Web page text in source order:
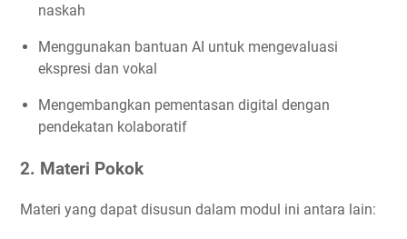
naskah
Menggunakan bantuan AI untuk mengevaluasi
ekspresi dan vokal
Mengembangkan pementasan digital dengan
pendekatan kolaboratif
2. Materi Pokok
Materi yang dapat disusun dalam modul ini antara lain: